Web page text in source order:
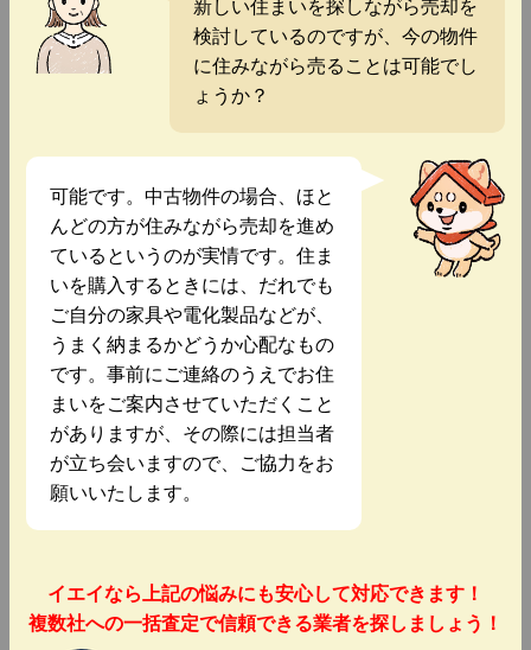
検討しているのですが、今の物件
に住みながら売ることは可能でし
ょうか？
可能です。中古物件の場合、ほと
んどの方が住みながら売却を進め
ているというのが実情です。住ま
いを購入するときには、だれでも
ご自分の家具や電化製品などが、
うまく納まるかどうか心配なもの
です。事前にご連絡のうえでお住
まいをご案内させていただくこと
がありますが、その際には担当者
が立ち会いますので、ご協力をお
願いいたします。
イエイなら上記の悩みにも安心して対応できます！
複数社への一括査定で信頼できる業者を探しましょう！